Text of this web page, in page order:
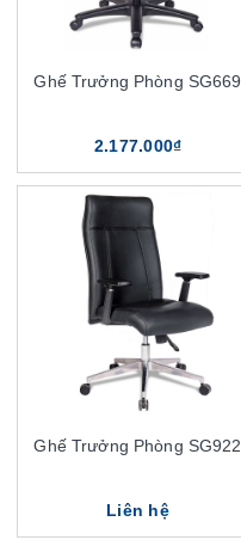
Ghế Trưởng Phòng SG669
2.177.000₫
Ghế Trưởng Phòng SG922
Liên hệ